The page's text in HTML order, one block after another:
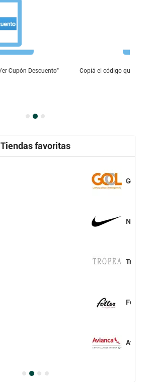
Copiá el código que te aparece y pegalo en donde
Tiendas favoritas
Gol Airlines
Nike Argentina